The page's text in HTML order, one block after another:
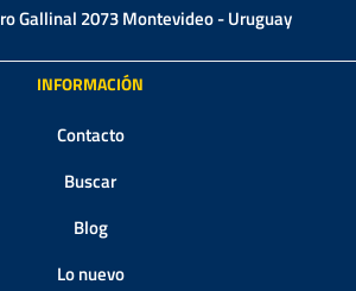
Gallinal 2073 Montevideo - Uruguay
INFORMACIÓN
Contacto
Buscar
Blog
Lo nuevo